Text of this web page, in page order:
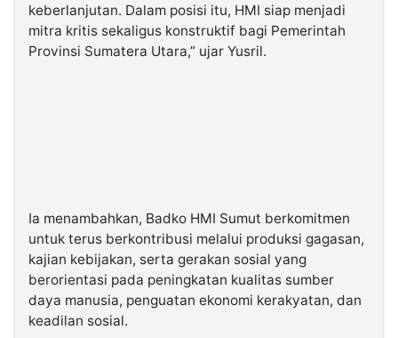
keberlanjutan. Dalam posisi itu, HMI siap menjadi
mitra kritis sekaligus konstruktif bagi Pemerintah
Provinsi Sumatera Utara,” ujar Yusril.
Ia menambahkan, Badko HMI Sumut berkomitmen
untuk terus berkontribusi melalui produksi gagasan,
kajian kebijakan, serta gerakan sosial yang
berorientasi pada peningkatan kualitas sumber
daya manusia, penguatan ekonomi kerakyatan, dan
keadilan sosial.